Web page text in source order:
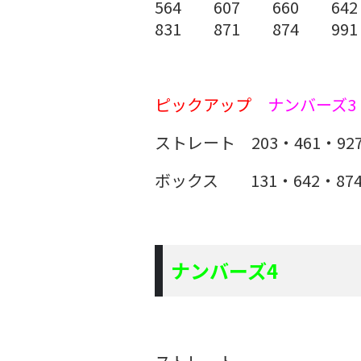
564 607 660 642
831 871 874 991
ピックアップ
ナンバーズ3
ストレート 203・461・
ボックス 131・642・
ナンバーズ4